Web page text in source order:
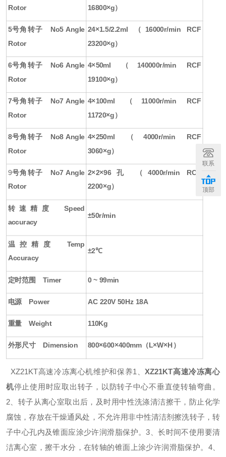
Rotor 16800×g）
5号角转子 No5 Angle
Rotor
24×1.5/2.2ml （16000r/min RCF
23200×g）
6号角转子 No6 Angle
Rotor
4×50ml （140000r/min RCF
19100×g）
7号角转子 No7 Angle
Rotor
4×100ml （11000r/min RCF
11720×g）
8号角转子 No8 Angle
Rotor
4×250ml （4000r/min RCF
3060×g）
9号角转子 No7 Angle
Rotor
2×2×96孔 （4000r/min RCF
2200×g）
转速精度Speed
accuracy
±50r/min
温控精度 Temp
Accuracy
±2℃
定时范围 Timer 0 ~ 99min
电源 Power AC 220V 50Hz 18A
重量Weight 110Kg
外形尺寸 Dimension 800×600×400mm（L×W×H）
XZ21KT高速冷冻离心机维护和保养1、XZ21KT高速冷冻离心
机停止使用时应取出转子，以防转子中心不垂直使转轴弯曲。
2、转子从离心室取出后，及时用中性洗涤清洁擦干，防止化学
腐蚀，存放在干燥通风处，不允许用非中性清洁剂擦洗转子，转
子中心孔内及锥面应涂少许润滑脂保护。3、长时间不使用要清
洁离心室，擦干水分，在转轴的锥面上涂少许润滑脂保护。 4、
联系
顶部